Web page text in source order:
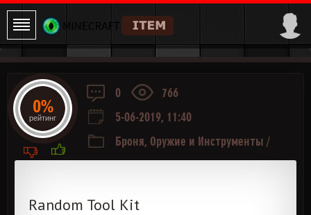
0
766
5-06-2019, 11:40
Броня, Оружие и Инструменты /
Random Tool Kit
0%
рейтинг